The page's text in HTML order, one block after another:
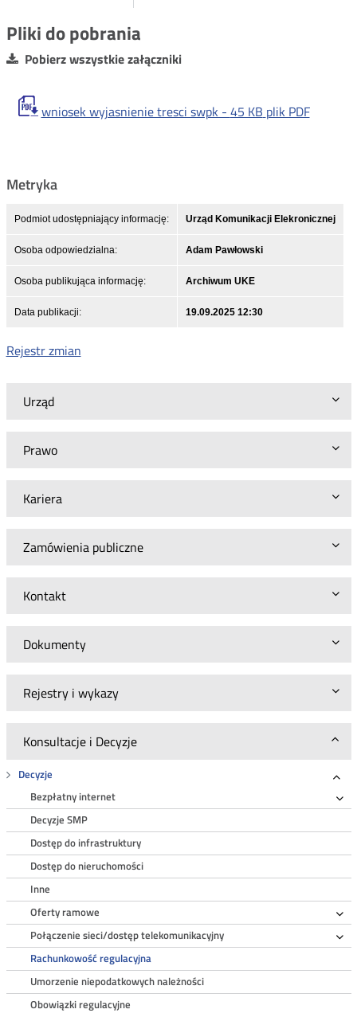
Urząd
Prawo
Kariera
Zamówienia publiczne
Kontakt
Dokumenty
Rejestry i wykazy
Konsultacje i Decyzje
Decyzje
Bezpłatny internet
Decyzje SMP
Dostęp do infrastruktury
Dostęp do nieruchomości
Inne
Oferty ramowe
Połączenie sieci/dostęp telekomunikacyjny
Rachunkowość regulacyjna
Umorzenie niepodatkowych należności
Obowiązki regulacyjne
Pliki do pobrania
Pobierz wszystkie załączniki
wniosek wyjasnienie tresci swpk - 45 KB plik PDF
Metryka
Podmiot udostępniający informację: Urząd Komunikacji Elekronicznej
Osoba odpowiedzialna: Adam Pawłowski
Osoba publikująca informację: Archiwum UKE
Data publikacji: 19.09.2025 12:30
Rejestr zmian